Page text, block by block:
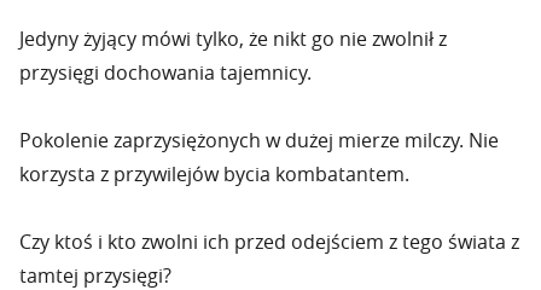
Jedyny żyjący mówi tylko, że nikt go nie zwolnił z
przysięgi dochowania tajemnicy.
Pokolenie zaprzysiężonych w dużej mierze milczy. Nie
korzysta z przywilejów bycia kombatantem.
Czy ktoś i kto zwolni ich przed odejściem z tego świata z
tamtej przysięgi?